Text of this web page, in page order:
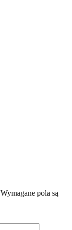
Wymagane pola są